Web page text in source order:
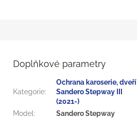
Doplňkové parametry
Kategorie:
Ochrana karoserie, dveří
Sandero Stepway III
(2021-)
Model : Sandero Stepway